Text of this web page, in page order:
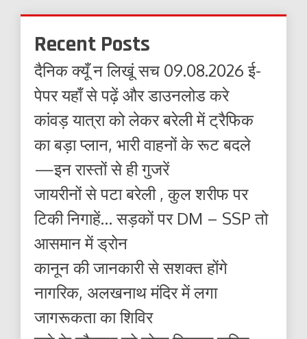
Recent Posts
दैनिक क्यूँ न लिखूं सच 09.08.2026 ई-
पेपर यहाँ से पढ़ें और डाउनलोड करे
कांवड़ यात्रा को लेकर बरेली में ट्रैफिक
का बड़ा प्लान, भारी वाहनों के रूट बदले
—इन रास्तों से ही गुजरें
जायरीनों से पटा बरेली , कुल शरीफ पर
टिकी निगाहें… सड़कों पर DM – SSP तो
आसमान में ड्रोन
कानून की जानकारी से सशक्त होंगे
नागरिक, अलखनाथ मंदिर में लगा
जागरूकता का शिविर